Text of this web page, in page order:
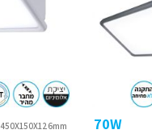
70W
450X150X126mm